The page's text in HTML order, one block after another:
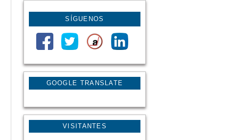
GOOGLE TRANSLATE
VISITANTES
SÍGUENOS